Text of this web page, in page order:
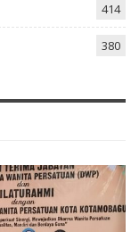
414
380